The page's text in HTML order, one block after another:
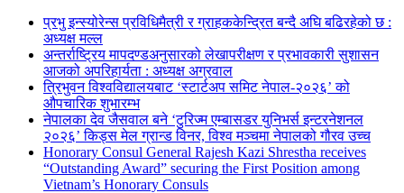
प्रभु इन्स्योरेन्स प्रविधिमैत्री र ग्राहककेन्द्रित बन्दै अघि बढिरहेको छ :
अध्यक्ष मल्ल
अन्तर्राष्ट्रिय मापदण्डअनुसारको लेखापरीक्षण र प्रभावकारी सुशासन
आजको अपरिहार्यता : अध्यक्ष अग्रवाल
त्रिभुवन विश्वविद्यालयबाट ‘स्टार्टअप समिट नेपाल-२०२६’ को
औपचारिक शुभारम्भ
नेपालका देव जैसवाल बने ‘टुरिज्म एम्बासडर युनिभर्स इन्टरनेशनल
२०२६’ किड्स मेल ग्रान्ड विनर, विश्व मञ्चमा नेपालको गौरव उच्च
Honorary Consul General Rajesh Kazi Shrestha receives
“Outstanding Award” securing the First Position among
Vietnam’s Honorary Consuls